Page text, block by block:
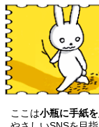
ここは小瓶に手紙